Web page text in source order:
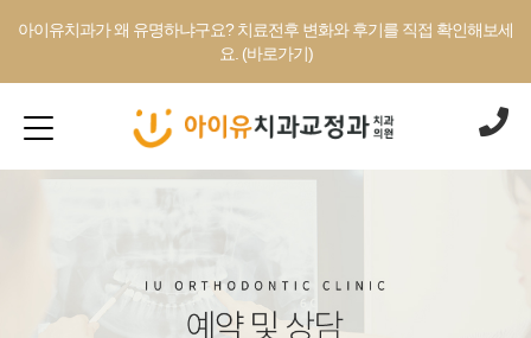
아이유치과가 왜 유명하냐구요? 치료전후 변화와 후기를 직접 확인해보세
요. (바로가기)